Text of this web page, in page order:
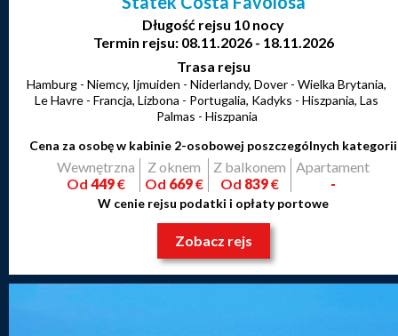
Długość rejsu 10 nocy
Termin rejsu: 08.11.2026 - 18.11.2026
Trasa rejsu
Hamburg - Niemcy, Ijmuiden - Niderlandy, Dover - Wielka Brytania,
Le Havre - Francja, Lizbona - Portugalia, Kadyks - Hiszpania, Las
Palmas - Hiszpania
Cena za osobę w kabinie 2-osobowej poszczególnych kategorii
Wewnętrzna
Od 449€
Z oknem
Od 669€
Z balkonem
Od 839€
Apartament
-
W cenie rejsu podatki i opłaty portowe
Zobacz rejs